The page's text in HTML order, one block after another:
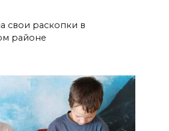
свои раскопки в
районе